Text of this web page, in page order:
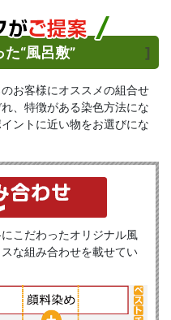
“風呂敷” ]
お客様にオススメの組合せ
、特徴がある染色方法にな
ントに近い物をお選びにな
こだわったオリジナル風
な組み合わせを載せてい